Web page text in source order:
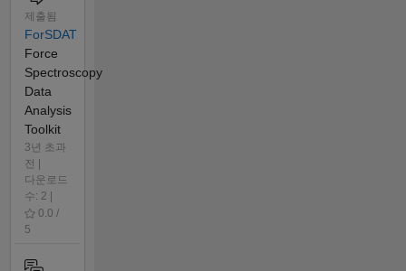
제출됨
ForSDAT
Force
Spectroscopy
Data
Analysis
Toolkit
3년 초과
전 |
다운로드
수: 2 |
0.0 /
5